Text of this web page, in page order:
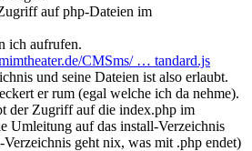
auf php-Dateien im
ich aufrufen.
CMSms/ … tandard.js
und seine Dateien ist also erlaubt.
er rum (egal welche ich da nehme).
der Zugriff auf die index.php im
Umleitung auf das install-Verzeichnis
geht nix, was mit .php endet)